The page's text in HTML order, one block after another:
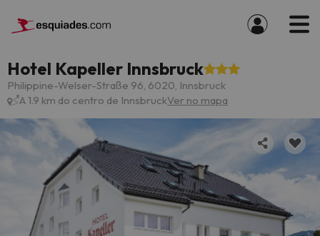
Hotel Kapeller Innsbruck
Philippine-Welser-Straße 96, 6020, Innsbruck
A 1.9 km do centro de InnsbruckVer no mapa